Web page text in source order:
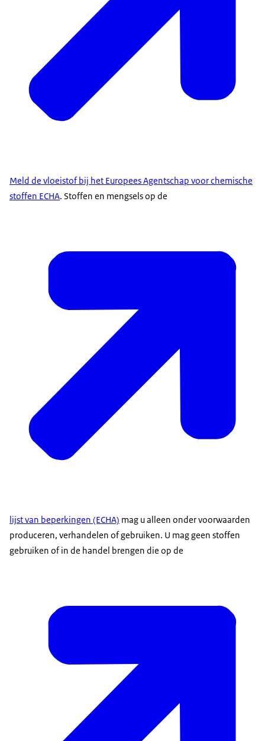
Meld de vloeistof bij het Europees Agentschap voor chemische
stoffen ECHA. Stoffen en mengsels op de
lijst van beperkingen (ECHA) mag u alleen onder voorwaarden
produceren, verhandelen of gebruiken. U mag geen stoffen
gebruiken of in de handel brengen die op de